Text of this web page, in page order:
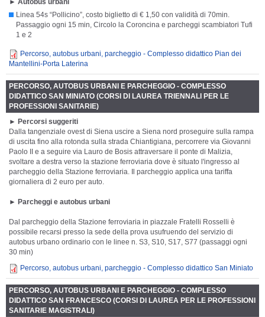
Linea 54s “Pollicino”, costo biglietto di € 1,50 con validità di 70min.
Passaggio ogni 15 min, Circolo la Coroncina e parcheggi scambiatori Tufi
1 e 2
Percorso, autobus urbani, parcheggio - Complesso didattico Pian dei
Mantellini-Porta Laterina
PERCORSO, AUTOBUS URBANI E PARCHEGGIO - COMPLESSO
DIDATTICO SAN MINIATO (CORSI DI LAUREA TRIENNALI PER LE
PROFESSIONI SANITARIE)
► Percorsi suggeriti
Dalla tangenziale ovest di Siena uscire a Siena nord proseguire sulla rampa
di uscita fino alla rotonda sulla strada Chiantigiana, percorrere via Giovanni
Paolo II e a seguire via Lauro de Bosis attraversare il ponte di Malizia,
svoltare a destra verso la stazione ferroviaria dove è situato l'ingresso al
parcheggio della Stazione ferroviaria. Il parcheggio applica una tariffa
giornaliera di 2 euro per auto.
► Parcheggi e autobus urbani
Dal parcheggio della Stazione ferroviaria in piazzale Fratelli Rosselli è
possibile recarsi presso la sede della prova usufruendo del servizio di
autobus urbano ordinario con le linee n. S3, S10, S17, S77 (passaggi ogni
30 min)
Percorso, autobus urbani, parcheggio - Complesso didattico San Miniato
PERCORSO, AUTOBUS URBANI E PARCHEGGIO - COMPLESSO
DIDATTICO SAN FRANCESCO (CORSI DI LAUREA PER LE PROFESSIONI
SANITARIE MAGISTRALI)